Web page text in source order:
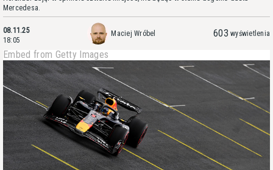
Mercedesa.
08.11.25
18:05
Maciej Wróbel 603 wyświetlenia
Embed from Getty Images